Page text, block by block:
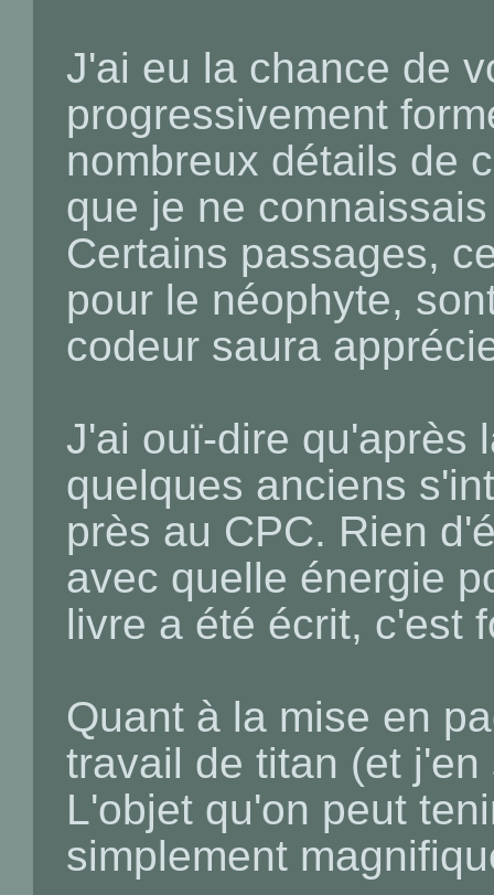
J'ai eu la chance de
progressivement
nombreux détails de
que je ne
Certains passages,
pour le néophyte,
codeur saura
J'ai ouï-dire qu'après
quelques anciens
près au CPC. Rien
avec quelle énergie
livre a été écrit, c'est
Quant à la mise en
travail de titan (et
L'objet qu'on peut
simplement